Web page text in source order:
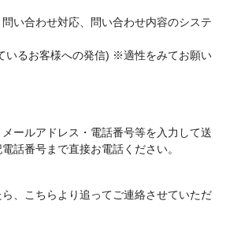
問い合わせ対応、問い合わせ内容のシステ
いるお客様への発信) ※適性をみてお願い
ールアドレス・電話番号等を入力して送
話番号まで直接お電話ください。
、こちらより追ってご連絡させていただ